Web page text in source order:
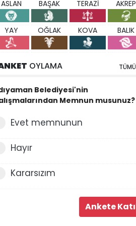
ASLAN BAŞAK TERAZİ AKREP
YAY OĞLAK KOVA BALIK
OYLAMA TÜMÜ
Belediyesi'nin
Memnun musunuz?
Evet memnunun
Hayır
Kararsızım